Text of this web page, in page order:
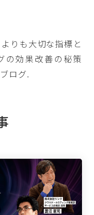
りも大切な指標と
効果改善の秘策
ログ.